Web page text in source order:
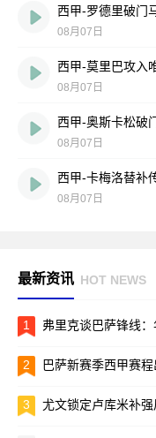
西甲-罗德里破门
08月07日
西甲-莫里巴攻入
08月07日
08月07日
08月07日
最新资讯 HOT NEWS
1 弗里克谈巴萨锋线
2 巴萨新赛季西甲赛程出
3 尤文锁定卢库米补